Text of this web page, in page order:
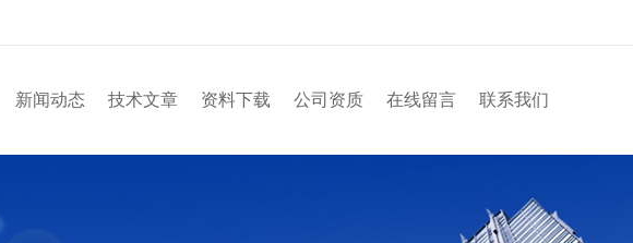
新闻动态 技术文章 资料下载 公司资质 在线留言 联系我们